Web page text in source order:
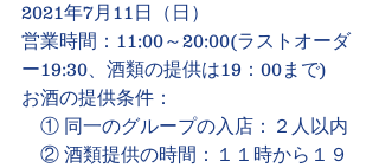
2021年7月11日（日）
営業時間：11:00～20:00(ラストオーダ
ー19:30、酒類の提供は19：00まで)
お酒の提供条件：
① 同一のグループの入店：２人以内
② 酒類提供の時間：１１時から１９